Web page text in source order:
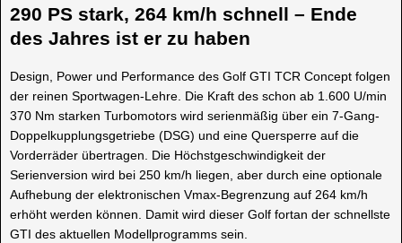
290 PS stark, 264 km/h schnell – Ende
des Jahres ist er zu haben
Design, Power und Performance des Golf GTI TCR Concept folgen
der reinen Sportwagen-Lehre. Die Kraft des schon ab 1.600 U/min
370 Nm starken Turbomotors wird serienmäßig über ein 7-Gang-
Doppelkupplungsgetriebe (DSG) und eine Quersperre auf die
Vorderräder übertragen. Die Höchstgeschwindigkeit der
Serienversion wird bei 250 km/h liegen, aber durch eine optionale
Aufhebung der elektronischen Vmax-Begrenzung auf 264 km/h
erhöht werden können. Damit wird dieser Golf fortan der schnellste
GTI des aktuellen Modellprogramms sein.